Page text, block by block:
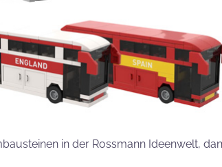
in der Rossmann Ideenwelt,